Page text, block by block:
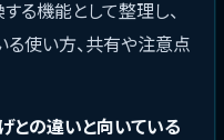
る機能として整理し、
る使い方、共有や注意点
との違いと向いている